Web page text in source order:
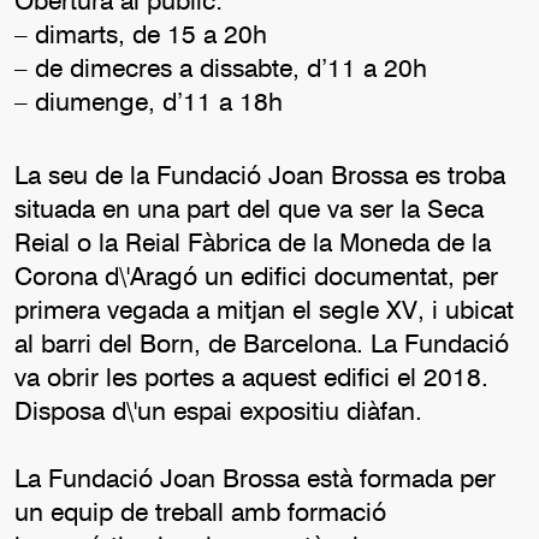
La seu de la Fundació Joan Brossa es troba
situada en una part del que va ser la Seca
Reial o la Reial Fàbrica de la Moneda de la
Corona d\'Aragó un edifici documentat, per
primera vegada a mitjan el segle XV, i ubicat
al barri del Born, de Barcelona. La Fundació
va obrir les portes a aquest edifici el 2018.
Disposa d\'un espai expositiu diàfan.
La Fundació Joan Brossa està formada per
un equip de treball amb formació
– dimarts, de 15 a 20h
– de dimecres a dissabte, d’11 a 20h
– diumenge, d’11 a 18h